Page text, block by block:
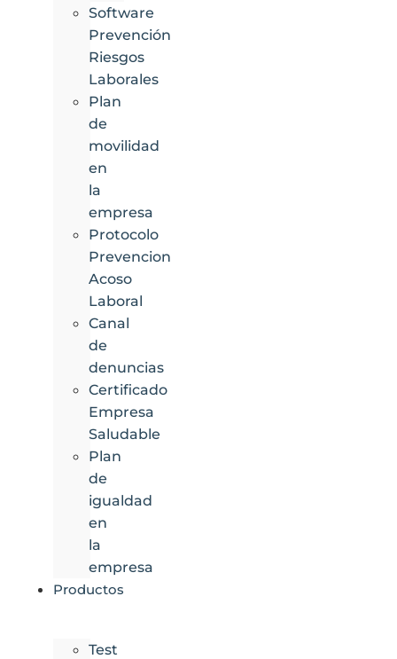
Software
Prevención
Riesgos
Laborales
Plan
de
movilidad
en
la
empresa
Protocolo
Prevencion
Acoso
Laboral
Canal
de
denuncias
Certificado
Empresa
Saludable
Plan
de
igualdad
en
la
empresa
Productos
Test